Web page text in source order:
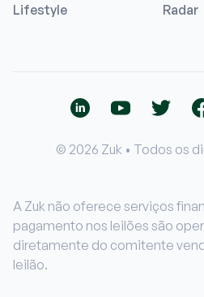
Lifestyle
Radar
© 2026 Zuk • Todos os
A Zuk não oferece serviços
pagamento nos leilões são
diretamente do comitente
leilão.